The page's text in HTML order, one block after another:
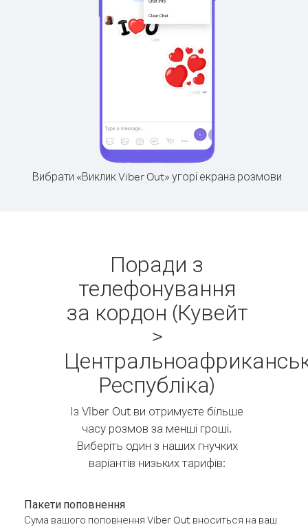
Вибрати «Виклик Viber Out» угорі екрана розмови
Поради з
телефонування
за кордон (Кувейт
>
Республіка)
Із Viber Out ви отримуєте більше
часу розмов за менші гроші.
Виберіть один з наших гнучких
варіантів низьких тарифів:
Пакети поповнення
Сума вашого поповнення Viber Out вноситься на ваш